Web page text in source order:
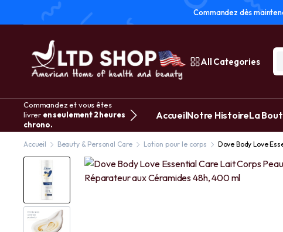
Commandez dès
All Categories
Commandez et vous êtes
livrer en seulement 2 heures
chrono.
AccueilNotre HistoireLa
Accueil Beauty & Personal Care Lotion pour le corps Dove Body Love